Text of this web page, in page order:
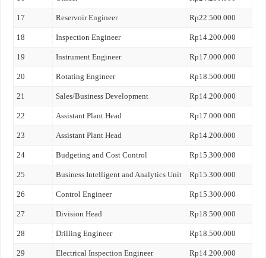
17 Reservoir Engineer Rp22.500.000
18 Inspection Engineer Rp14.200.000
19 Instrument Engineer Rp17.000.000
20 Rotating Engineer Rp18.500.000
21 Sales/Business Development Rp14.200.000
22 Assistant Plant Head Rp17.000.000
23 Assistant Plant Head Rp14.200.000
24 Budgeting and Cost Control Rp15.300.000
25 Business Intelligent and Analytics Unit Rp15.300.000
26 Control Engineer Rp15.300.000
27 Division Head Rp18.500.000
28 Drilling Engineer Rp18.500.000
29 Electrical Inspection Engineer Rp14.200.000